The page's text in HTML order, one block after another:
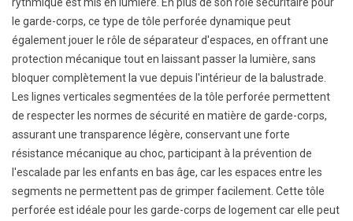
le garde-corps, ce type de tôle perforée dynamique peut
également jouer le rôle de séparateur d'espaces, en offrant une
protection mécanique tout en laissant passer la lumière, sans
bloquer complètement la vue depuis l'intérieur de la balustrade.
Les lignes verticales segmentées de la tôle perforée permettent
de respecter les normes de sécurité en matière de garde-corps,
assurant une transparence légère, conservant une forte
résistance mécanique au choc, participant à la prévention de
l'escalade par les enfants en bas âge, car les espaces entre les
segments ne permettent pas de grimper facilement. Cette tôle
perforée est idéale pour les garde-corps de logement car elle peut